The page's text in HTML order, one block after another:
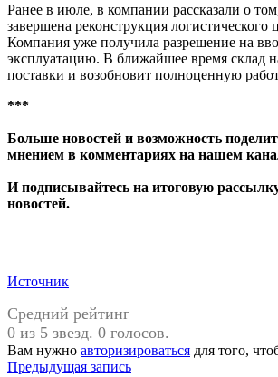
Ранее в июле, в компании рассказали о
завершена реконструкция
Компания уже получила разрешение на
эксплуатацию. В ближайшее время склад
поставки и возобновит полноценную
***
Больше новостей и возможность
мнением в комментариях на нашем
Иподписывайтесь на итоговую
новостей.
Источник
Средний рейтинг
0 из 5 звезд. 0 голосов.
Вам нужно авторизироваться для того,
Навигация
Предыдущая запись